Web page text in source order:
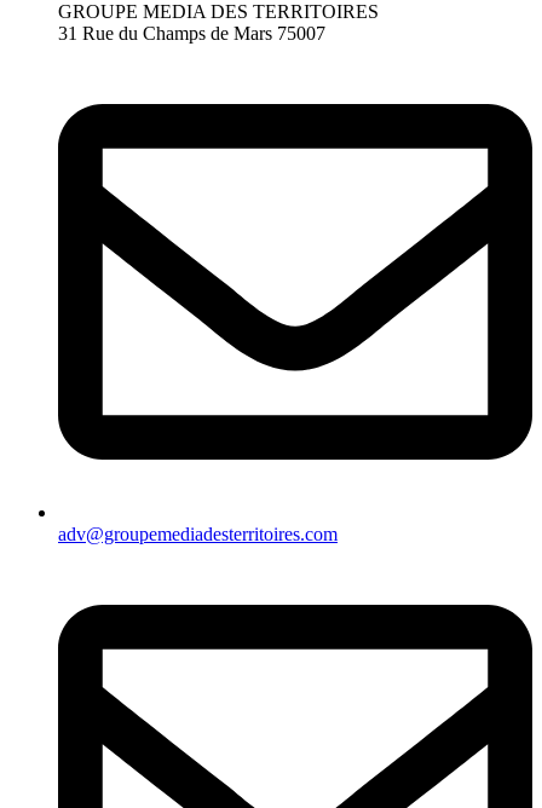
GROUPE MEDIA DES TERRITOIRES
31 Rue du Champs de Mars 75007
adv@groupemediadesterritoires.com